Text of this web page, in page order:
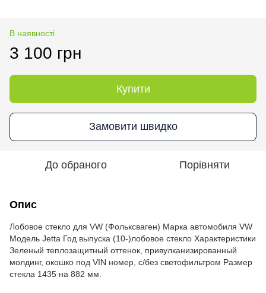
В наявності
3 100 грн
Купити
Замовити швидко
До обраного Порівняти
Опис
Лобовое стекло для VW (Фольксваген) Марка автомобиля VW
Модель Jetta Год выпуска (10-)лобовое стекло Характеристики
Зеленый теплозащитный оттенок, привулканизированный
молдинг, окошко под VIN номер, с/без светофильтром Размер
стекла 1435 на 882 мм.